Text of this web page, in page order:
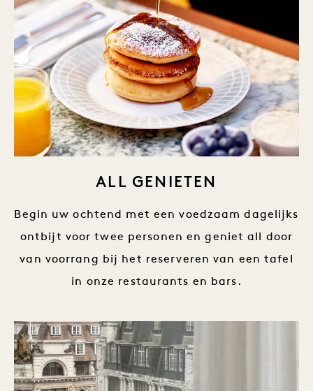
ALL GENIETEN
Begin uw ochtend met een voedzaam dagelijks
ontbijt voor twee personen en geniet all door
van voorrang bij het reserveren van een tafel
in onze restaurants en bars.